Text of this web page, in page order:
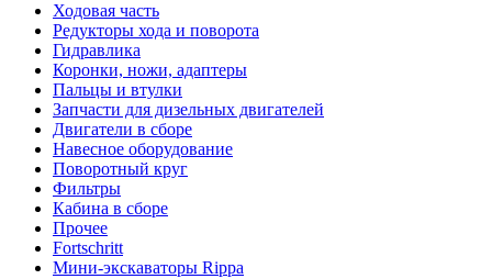
Ходовая часть
Редукторы хода и поворота
Гидравлика
Коронки, ножи, адаптеры
Пальцы и втулки
Запчасти для дизельных двигателей
Двигатели в сборе
Навесное оборудование
Поворотный круг
Фильтры
Кабина в сборе
Прочее
Fortschritt
Мини-экскаваторы Rippa